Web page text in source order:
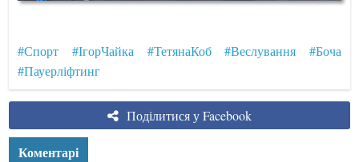
#Спорт #ІгорЧайка #ТетянаКоб #Веслування
#Боча
#Пауерліфтинг
Поділитися у Facebook
Коментарі